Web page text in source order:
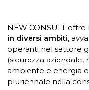
NEW CONSULT offre
in diversi ambiti,
operanti nel settore
(sicurezza aziendale,
ambiente e energia
pluriennale nella